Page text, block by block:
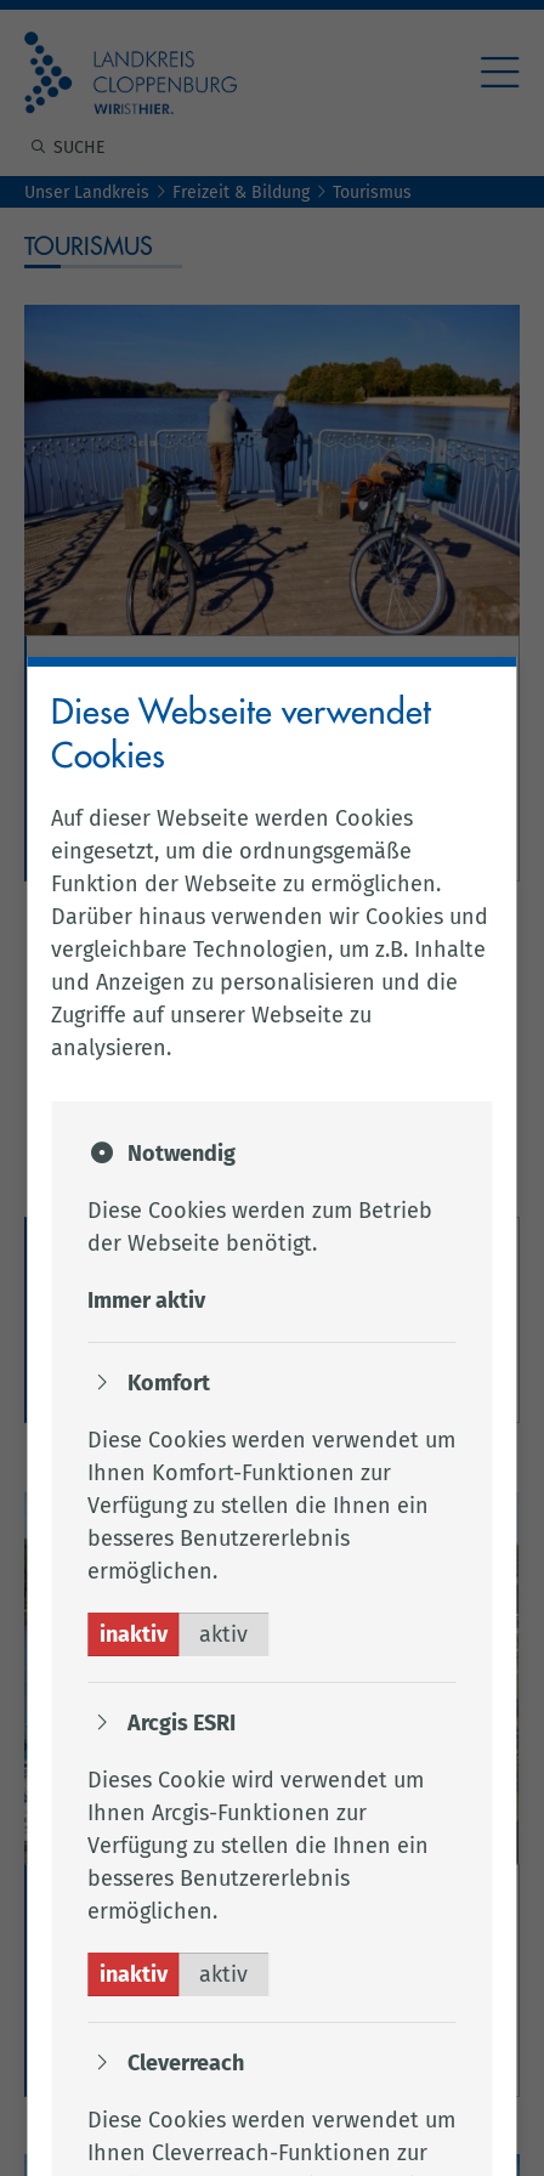
Unser Landkreis Freizeit & Bildung Tourismus
TOURISMUS
Cloppenburg
Hier finden Sie alle Informationen zum Thema
Weitere Informationen
Verbund Oldenburger Münsterland
Hier finden Sie Informationen zum Verbund
Oldenburger Münsterland e.V..
Weitere Informationen
Erholungsgebiet Barßel & Saterland
Hier finden Sie Informationen zum
Erholungsgebiet Barßel-Saterland im Norden des
Weitere Informationen
Diese Webseite verwendet
Cookies
Auf dieser Webseite werden Cookies
eingesetzt, um die ordnungsgemäße
Funktion der Webseite zu ermöglichen.
Darüber hinaus verwenden wir Cookies und
vergleichbare Technologien, um z.B. Inhalte
und Anzeigen zu personalisieren und die
Zugriffe auf unserer Webseite zu
analysieren.
Notwendig
Diese Cookies werden zum Betrieb
der Webseite benötigt.
Immer aktiv
Komfort
Diese Cookies werden verwendet um
Ihnen Komfort-Funktionen zur
Verfügung zu stellen die Ihnen ein
besseres Benutzererlebnis
ermöglichen.
inaktiv aktiv
Arcgis ESRI
Dieses Cookie wird verwendet um
Ihnen Arcgis-Funktionen zur
Verfügung zu stellen die Ihnen ein
besseres Benutzererlebnis
ermöglichen.
inaktiv aktiv
Cleverreach
Diese Cookies werden verwendet um
Ihnen Cleverreach-Funktionen zur